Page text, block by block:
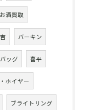
お酒買取
バーキン
バッグ 喜平
ホイヤー
ブライトリング